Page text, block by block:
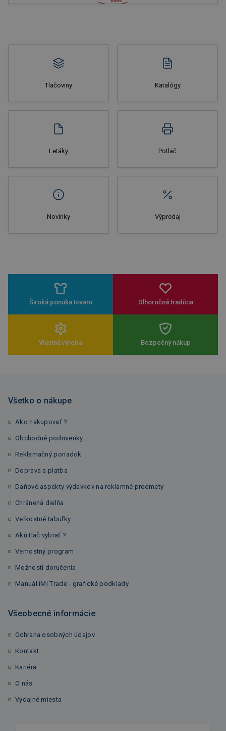
Tlačoviny Katalógy
Letáky Potlač
Novinky Výpredaj
Široká ponuka tovaru Dlhoročná tradícia
Vlastná výroba Bezpečný nákup
Všetko o nákupe
Ako nakupovať ?
Obchodné podmienky
Reklamačný poriadok
Doprava a platba
Daňové aspekty výdavkov na reklamné predmety
Chránená dielňa
Veľkostné tabuľky
Akú tlač vybrať ?
Vernostný program
Možnosti doručenia
Manuál iMi Trade - grafické podklady
Všeobecné informácie
Ochrana osobných údajov
Kontakt
Kariéra
O nás
Výdajné miesta